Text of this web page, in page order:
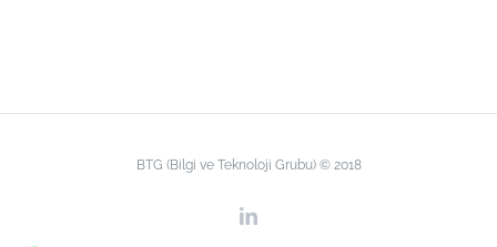
BTG (Bilgi ve Teknoloji Grubu) © 2018
LinkedIn